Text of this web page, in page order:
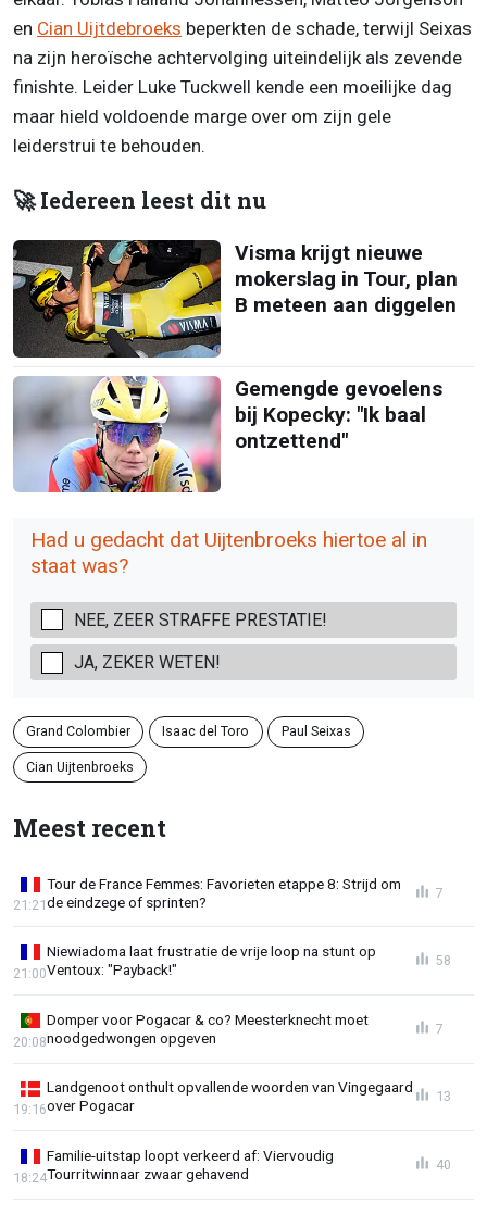
en Cian Uijtdebroeks beperkten de schade, terwijl Seixas
na zijn heroïsche achtervolging uiteindelijk als zevende
finishte. Leider Luke Tuckwell kende een moeilijke dag
maar hield voldoende marge over om zijn gele
leiderstrui te behouden.
🚀 Iedereen leest dit nu
Visma krijgt nieuwe
mokerslag in Tour, plan
B meteen aan diggelen
Gemengde gevoelens
bij Kopecky: "Ik baal
ontzettend"
Had u gedacht dat Uijtenbroeks hiertoe al in
staat was?
NEE, ZEER STRAFFE PRESTATIE!
JA, ZEKER WETEN!
Grand Colombier Isaac del Toro Paul Seixas
Cian Uijtenbroeks
Meest recent
Tour de France Femmes: Favorieten etappe 8: Strijd om
de eindzege of sprinten?
21:21
7
Niewiadoma laat frustratie de vrije loop na stunt op
Ventoux: "Payback!"
21:00
58
Domper voor Pogacar & co? Meesterknecht moet
noodgedwongen opgeven
20:08
7
Landgenoot onthult opvallende woorden van Vingegaard
over Pogacar
19:16
13
Familie-uitstap loopt verkeerd af: Viervoudig
Tourritwinnaar zwaar gehavend
18:24
40